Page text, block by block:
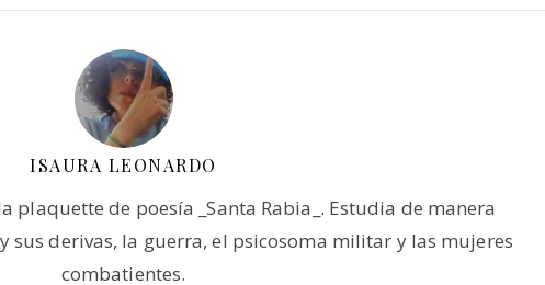
ISAURA LEONARDO
plaquette de poesía _Santa Rabia_. Estudia de manera
sus derivas, la guerra, el psicosoma militar y las mujeres
combatientes.